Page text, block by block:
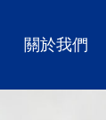
關於我們